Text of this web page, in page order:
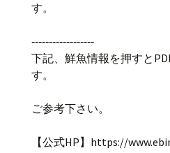
す。
‐‐‐‐‐‐‐‐‐‐‐‐‐‐‐‐‐‐
下記、鮮魚情報を押すと
す。
ご参考下さい。
【公式HP】https://